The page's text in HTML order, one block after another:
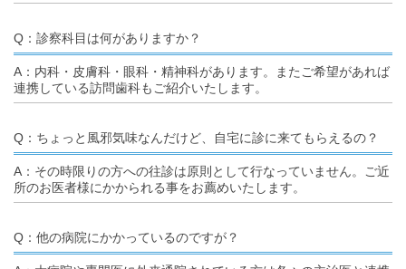
Q：診察科目は何がありますか？
A：内科・皮膚科・眼科・精神科があります。またご希望があれば
連携している訪問歯科もご紹介いたします。
Q：ちょっと風邪気味なんだけど、自宅に診に来てもらえるの？
A：その時限りの方への往診は原則として行なっていません。ご近
所のお医者様にかかられる事をお薦めいたします。
Q：他の病院にかかっているのですが？